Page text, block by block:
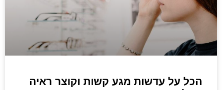
הכל על עדשות מגע קשות וקוצר ראיה